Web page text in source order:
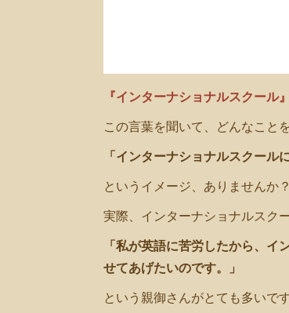
『インターナショナルスクール』
この言葉を聞いて、どんなこと
「インターナショナルスクール
というイメージ、ありませんか？
実際、インターナショナルスク
「私が英語に苦労したから、
せてあげたいのです。」
という親御さんがとても多いです